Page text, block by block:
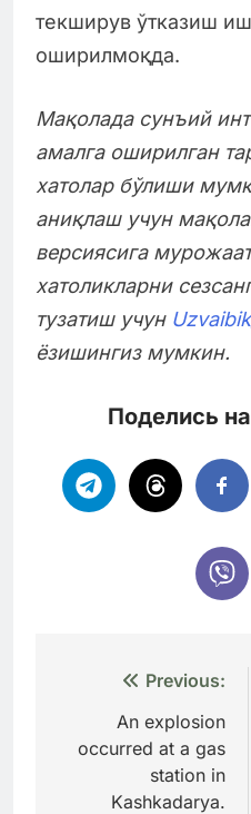
текширув ўтказиш
оширилмоқда.
Мақолада сунъий
амалга оширилган
хатолар бўлиши
аниқлаш учун
версиясига
хатоликларни
тузатиш учун
ёзишингиз мумкин.
Поделись
Навигация
записям
Previous:
An explosion
occurred at a gas
station in
Kashkadarya.